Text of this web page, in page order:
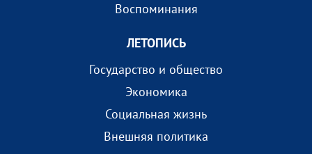
Воспоминания
ЛЕТОПИСЬ
Государство и общество
Экономика
Социальная жизнь
Внешняя политика